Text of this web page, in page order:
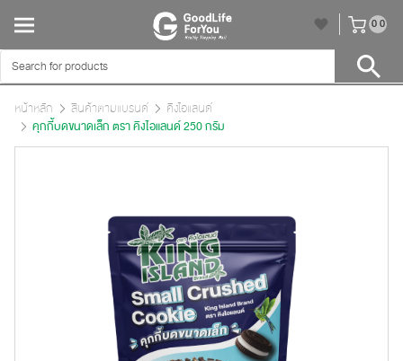
00
หน้าหลัก สินค้าตามแบรนด์
คิงไอแลนด์
คุกกี้บดขนาดเล็ก ตรา คิงไอแลนด์ 250 กรัม